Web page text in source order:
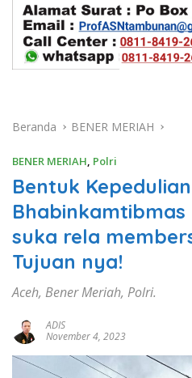
Beranda BENER MERIAH
BENER MERIAH, Polri
Bentuk
Bhabinkamtibmas
suka rela
Tujuan nya!
Aceh, Bener Meriah, Polri.
ADIS
November 4, 2023